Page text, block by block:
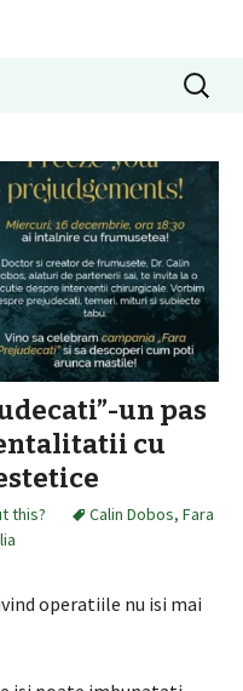
Caută
după:
un pas
cu
this? Calin Dobos, Fara
operatiile nu isi mai